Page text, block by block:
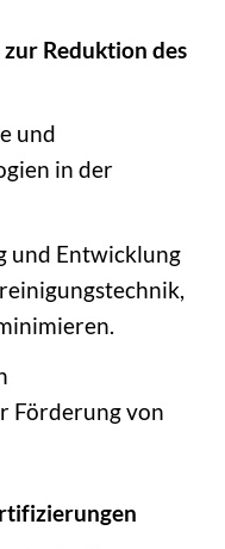
Reduktion des
und
in der
und Entwicklung
Förderung von